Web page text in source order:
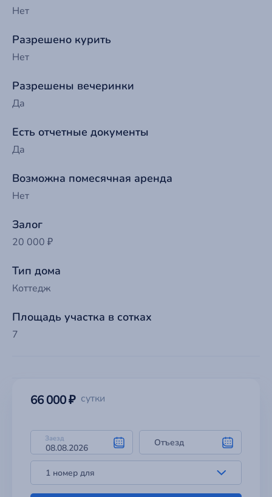
Нет
Разрешено курить
Нет
Разрешены вечеринки
Да
Есть отчетные документы
Да
Возможна помесячная аренда
Нет
Залог
20 000 ₽
Тип дома
Коттедж
Площадь участка в сотках
7
66 000 ₽ сутки
Заезд Отъезд
1 номер для